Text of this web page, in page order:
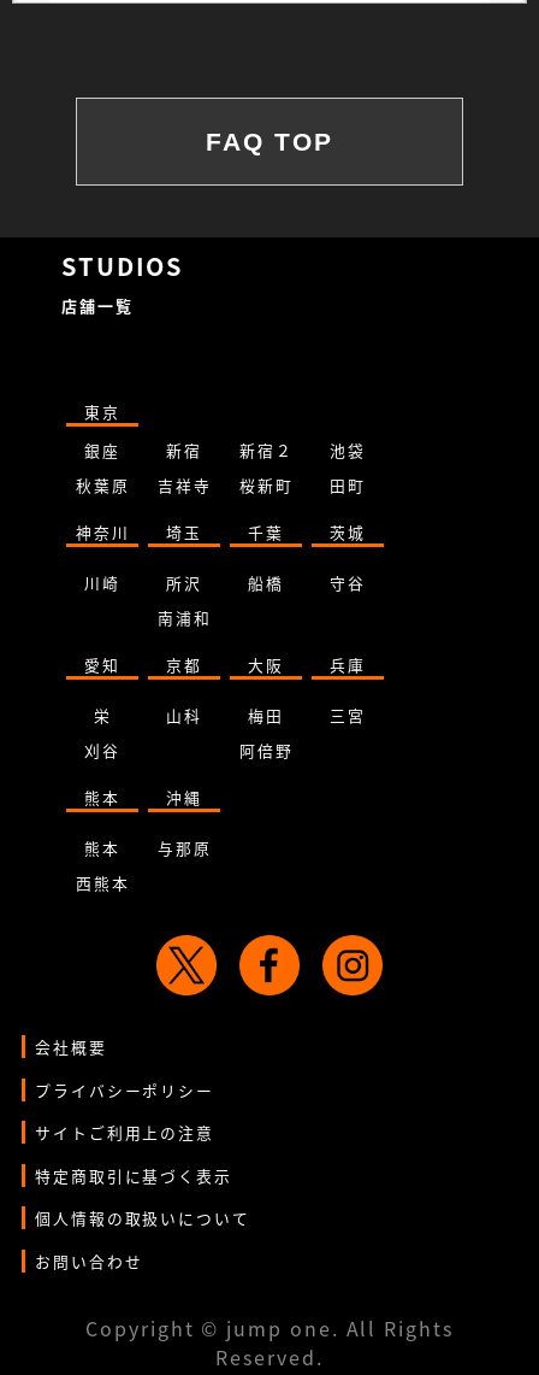
FAQ TOP
STUDIOS
店舗一覧
東京
銀座
新宿 新宿２
池袋
秋葉原
吉祥寺 桜新町 田町
神奈川 埼玉 千葉 茨城
川崎 所沢 船橋
守谷
南浦和
愛知 京都 大阪 兵庫
栄 山科 梅田
三宮
刈谷
阿倍野
熊本 沖縄
熊本
与那原
西熊本
会社概要
プライバシーポリシー
サイトご利用上の注意
特定商取引に基づく表示
個人情報の取扱いについて
お問い合わせ
Copyright © jump one. All Rights
Reserved.